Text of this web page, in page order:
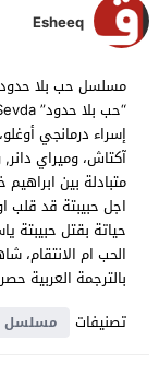
Esheeq
إسراء درمانجي
آکتاش، وميراي
متبادلة بين
اجل حبيبتة قد قلب
حياتة بقتل حبيبتة
بالترجمة العربية
تصنيفات
مسلسل